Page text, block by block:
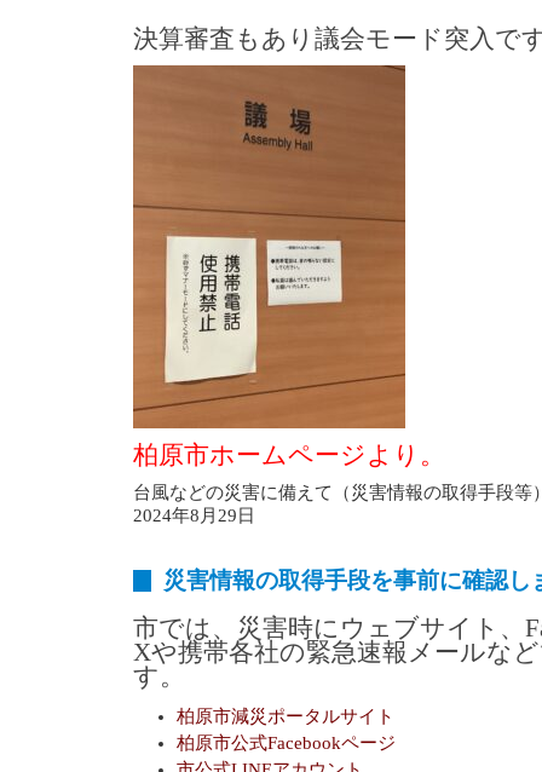
決算審査もあり議会モード突入で
柏原市ホームページより。
台風などの災害に備えて（災害情報の取得手段等
2024年8月29日
災害情報の取得手段を事前に確認し
市では、災害時にウェブサイト、
Xや携帯各社の緊急速報メールな
す。
柏原市減災ポータルサイト
柏原市公式Facebookページ